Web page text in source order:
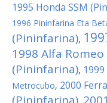
1995 Honda SSM
1996 Pininfarina Eta
(Pininfarina),
1998 Alfa
(Pininfarina),
Metrocubo, 2000